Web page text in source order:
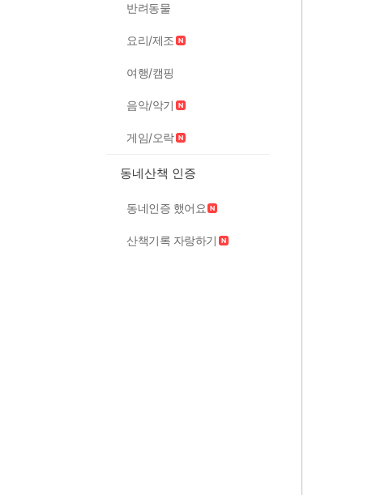
반려동물
요리/제조
여행/캠핑
음악/악기
게임/오락
동네산책 인증
동네인증 했어요
산책기록 자랑하기